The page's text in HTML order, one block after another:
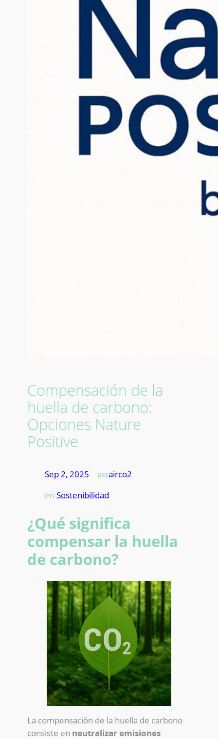
Compensación de la
huella de carbono:
Opciones Nature
Positive
Sep 2, 2025 porairco2
en Sostenibilidad
¿Qué significa
compensar la huella
de carbono?
La compensación de la huella de carbono
consiste en neutralizar emisiones